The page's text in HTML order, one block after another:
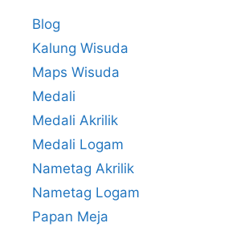
Blog
Kalung Wisuda
Maps Wisuda
Medali
Medali Akrilik
Medali Logam
Nametag Akrilik
Nametag Logam
Papan Meja